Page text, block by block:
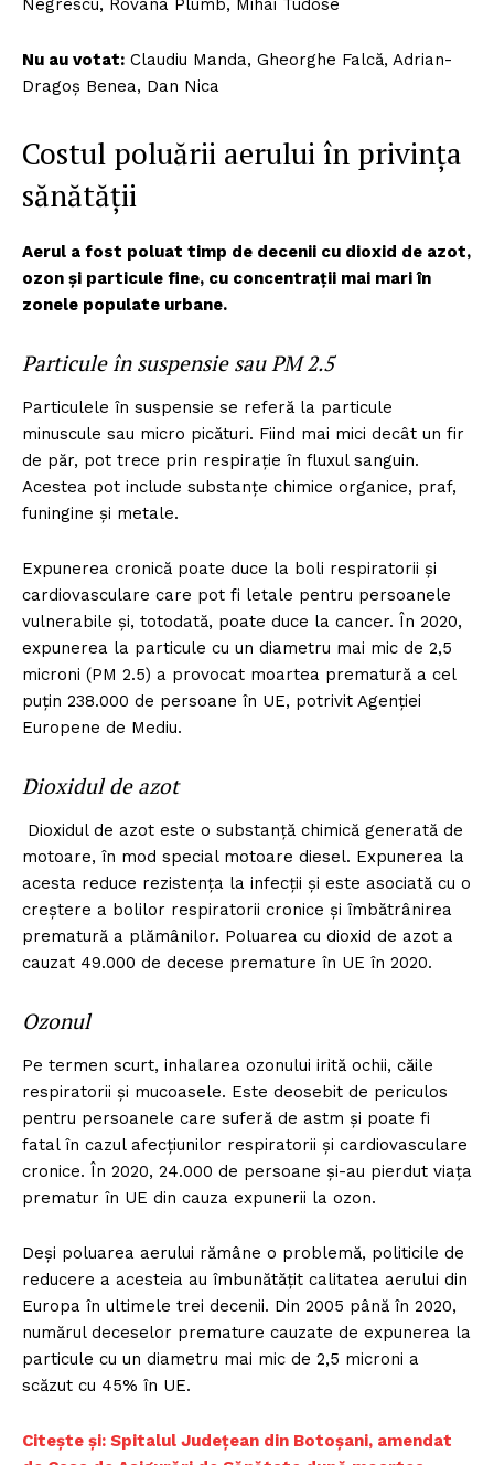
Negrescu, Rovana Plumb, Mihai Tudose
Nu au votat: Claudiu Manda, Gheorghe Falcă, Adrian-
Dragoș Benea, Dan Nica
Costul poluării aerului în privința
sănătății
Aerul a fost poluat timp de decenii cu dioxid de azot,
ozon și particule fine, cu concentrații mai mari în
zonele populate urbane.
Particule în suspensie sau PM 2.5
Particulele în suspensie se referă la particule
minuscule sau micro picături. Fiind mai mici decât un fir
de păr, pot trece prin respirație în fluxul sanguin.
Acestea pot include substanțe chimice organice, praf,
funingine și metale.
Expunerea cronică poate duce la boli respiratorii și
cardiovasculare care pot fi letale pentru persoanele
vulnerabile și, totodată, poate duce la cancer. În 2020,
expunerea la particule cu un diametru mai mic de 2,5
microni (PM 2.5) a provocat moartea prematură a cel
puțin 238.000 de persoane în UE, potrivit Agenției
Europene de Mediu.
Dioxidul de azot
Dioxidul de azot este o substanță chimică generată de
motoare, în mod special motoare diesel. Expunerea la
acesta reduce rezistența la infecții și este asociată cu o
creștere a bolilor respiratorii cronice și îmbătrânirea
prematură a plămânilor. Poluarea cu dioxid de azot a
cauzat 49.000 de decese premature în UE în 2020.
Ozonul
Pe termen scurt, inhalarea ozonului irită ochii, căile
respiratorii și mucoasele. Este deosebit de periculos
pentru persoanele care suferă de astm și poate fi
fatal în cazul afecțiunilor respiratorii și cardiovasculare
cronice. În 2020, 24.000 de persoane și-au pierdut viața
prematur în UE din cauza expunerii la ozon.
Deși poluarea aerului rămâne o problemă, politicile de
reducere a acesteia au îmbunătățit calitatea aerului din
Europa în ultimele trei decenii. Din 2005 până în 2020,
numărul deceselor premature cauzate de expunerea la
particule cu un diametru mai mic de 2,5 microni a
scăzut cu 45% în UE.
Citește și: Spitalul Judeţean din Botoșani, amendat